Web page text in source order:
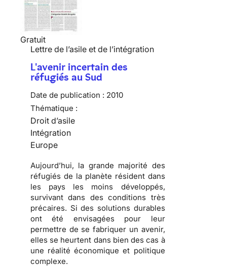
Gratuit
Lettre de l’asile et de l’intégration
L'avenir incertain des
réfugiés au Sud
Date de publication : 2010
Thématique :
Droit d’asile
Intégration
Europe
Aujourd’hui, la grande majorité des
réfugiés de la planète résident dans
les pays les moins développés,
survivant dans des conditions très
précaires. Si des solutions durables
ont été envisagées pour leur
permettre de se fabriquer un avenir,
elles se heurtent dans bien des cas à
une réalité économique et politique
complexe.